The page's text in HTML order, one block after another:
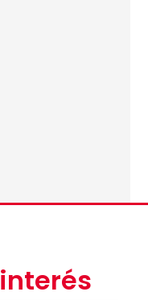
interés